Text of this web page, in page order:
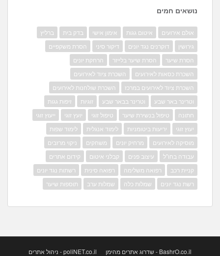
נושאים חמים
אולם אירועים איטום גגות אימון אישי בדק בית
ברליץ
גירושין
דוקרנים נגד יונים דיקור סיני
הסרת משקפיים
הסרת שיער
הסרת שיער בלייזר
הרחקת יונים
השכרת כסאות לאירועים
השכרת ציוד לאירועים
השכרת ציוד לאירועים במרכז
השכרת שולחנות לאירועים
וטרינר באר שבע
וטרינר בבאר שבע זוגיות
זיפות גגות
חתונה
טיפול בנשירת שיער טיפול זוגי יועץ זוגי
ייעוץ זוגי
יעוץ זוגי
יריעות ביטומניות לימוד אנגלית
לימוד שפות
מוסיקה לאירועים
מרחיק יונים משחקים
ניקוי מרזבים
עבודה בחו"ל
עיצוב פנים קבלני איטום
קידום אתרים
קניית רכב
רפואה משלימה רפואה סינית
רשתות נגד יונים
רשת נגד יונים
שמלות כלה שמלות ערב תוספות שיער
BashrO.co.il - שדרוג אתרים מהימן poliNET.co.il - ניהול אתרים